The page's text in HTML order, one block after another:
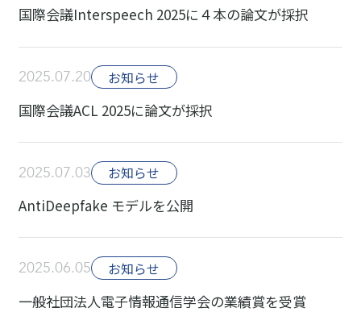
国際会議Interspeech 2025に４本の論文が採択
2025.07.20 お知らせ
国際会議ACL 2025に論文が採択
2025.07.03 お知らせ
AntiDeepfake モデルを公開
2025.06.05 お知らせ
一般社団法人電子情報通信学会の業績賞を受賞